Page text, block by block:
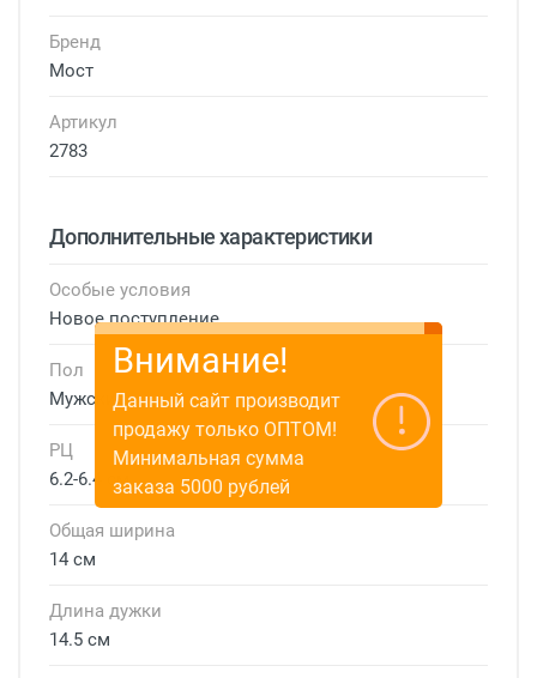
Бренд
Мост
Артикул
2783
Дополнительные характеристики
Особые условия
Новое поступление
Пол
Мужские
РЦ
6.2-6.4 см
Общая ширина
14 см
Длина дужки
14.5 см
Внимание!
Данный сайт производит
продажу только ОПТОМ!
Минимальная сумма
заказа 5000 рублей